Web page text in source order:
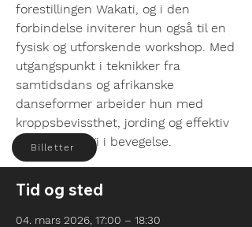
forestillingen Wakati, og i den
forbindelse inviterer hun også til en
fysisk og utforskende workshop. Med
utgangspunkt i teknikker fra
samtidsdans og afrikanske
danseformer arbeider hun med
kroppsbevissthet, jording og effektiv
bruk av energi i bevegelse.
Tid og sted
04. mars 2026, 17:00 – 18:30
Billetter